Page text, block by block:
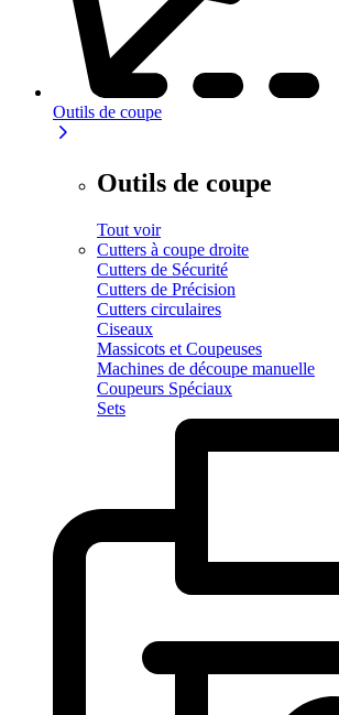
Outils de coupe
Outils de coupe
Tout voir
Cutters à coupe droite
Cutters de Sécurité
Cutters de Précision
Cutters circulaires
Ciseaux
Massicots et Coupeuses
Machines de découpe manuelle
Coupeurs Spéciaux
Sets